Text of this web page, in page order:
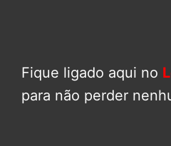
Fique ligado aqui no
para não perder